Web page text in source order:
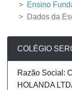
Ensino
Dados da
COLÉGIO
Razão Social:
HOLANDA